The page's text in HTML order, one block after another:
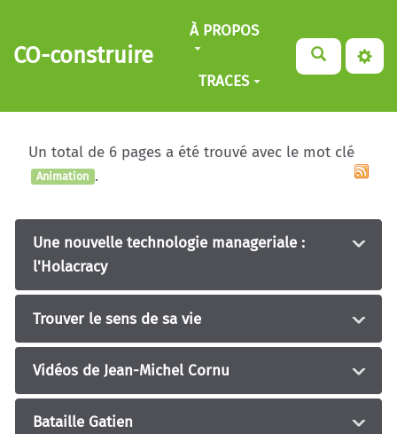
Aller au contenu principal
CO-construire
À PROPOS
TRACES
Un total de 6 pages a été trouvé avec le mot clé
Animation .
Une nouvelle technologie manageriale :
l'Holacracy
Trouver le sens de sa vie
Vidéos de Jean-Michel Cornu
Bataille Gatien